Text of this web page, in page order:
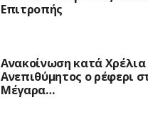
Επιτροπής
Ανακοίνωση κατά Χρέλια
Ανεπιθύμητος ο ρέφερι
Μέγαρα…